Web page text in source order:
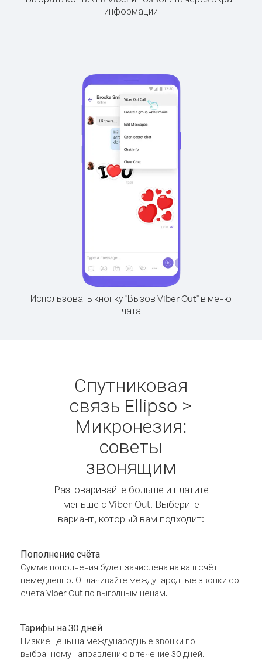
информации
Использовать кнопку "Вызов Viber Out" в меню
чата
Спутниковая
связь Ellipso >
Микронезия:
советы
звонящим
Разговаривайте больше и платите
меньше с Viber Out. Выберите
вариант, который вам подходит:
Пополнение счёта
Сумма пополнения будет зачислена на ваш счёт
немедленно. Оплачивайте международные звонки со
счёта Viber Out по выгодным ценам.
Тарифы на 30 дней
Низкие цены на международные звонки по
выбранному направлению в течение 30 дней.